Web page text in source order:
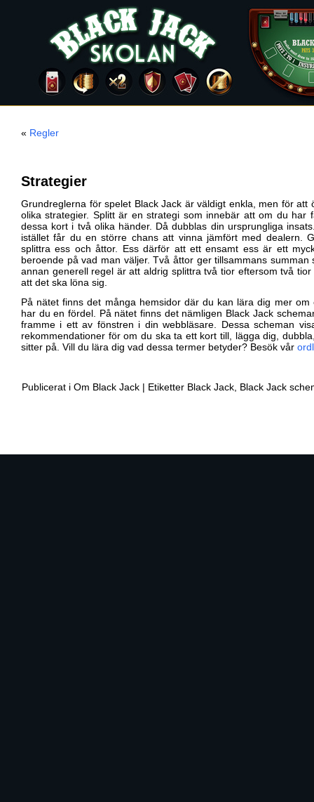
« Regler
Strategier
Grundreglerna för spelet Black Jack är väldigt enkla, men för
olika strategier. Splitt är en strategi som innebär att om du
dessa kort i två olika händer. Då dubblas din ursprungliga
istället får du en större chans att vinna jämfört med dealern.
splittra ess och åttor. Ess därför att ett ensamt ess är ett
beroende på vad man väljer. Två åttor ger tillsammans
annan generell regel är att aldrig splittra två tior eftersom två
att det ska löna sig.
På nätet finns det många hemsidor där du kan lära dig mer
har du en fördel. På nätet finns det nämligen Black Jack
framme i ett av fönstren i din webbläsare. Dessa scheman
rekommendationer för om du ska ta ett kort till, lägga dig,
sitter på. Vill du lära dig vad dessa termer betyder? Besök vår
Publicerat i Om Black Jack | Etiketter Black Jack Black Jack